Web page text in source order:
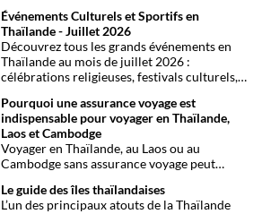
confusions qui peuvent avoir de grosses
conséquences ! Explications.
Événements Culturels et Sportifs en
Thaïlande - Juillet 2026
Découvrez tous les grands événements en
Thaïlande au mois de juillet 2026 :
célébrations religieuses, festivals culturels,
et fêtes locales. Une sélection
chronologique complète pour ne rien
manquer !
Pourquoi une assurance voyage est
indispensable pour voyager en Thaïlande,
Laos et Cambodge
Voyager en Thaïlande, au Laos ou au
Cambodge sans assurance voyage peut
maladies ou perte de bagages sont des
imprévus fréquents en Asie du Sud-Est.
Le guide des îles thaïlandaises
L’un des principaux atouts de la Thaïlande